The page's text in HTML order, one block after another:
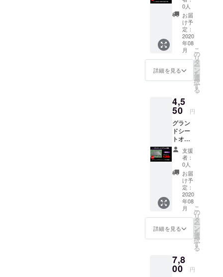
期目を迎え
ることがで
きました。
今日まで私
たちを支え
てくれた、
全国のキャ
ンパーのみ
感謝は言葉
に尽くせま
これから目
指すのは、
『キャンプ
業界の明る
い未来』を
切り拓くこ
どうか、あ
なたの力を
さい。
この夢を、
0人
お届
け予
定：
2020
年08
月
詳細を見る
こ
の
リ
タ
ー
ン
を
選
択
す
る
4,5
50 円
グラン
ドシー
トオプ
ション
単体支援
者：
0人
お届
け予
定：
2020
年08
月
詳細を見る
こ
の
リ
タ
ー
ン
を
選
択
す
る
7,8
00 円